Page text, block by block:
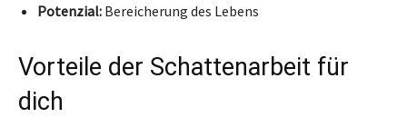
Potenzial: Bereicherung des Lebens
Vorteile der Schattenarbeit für
dich